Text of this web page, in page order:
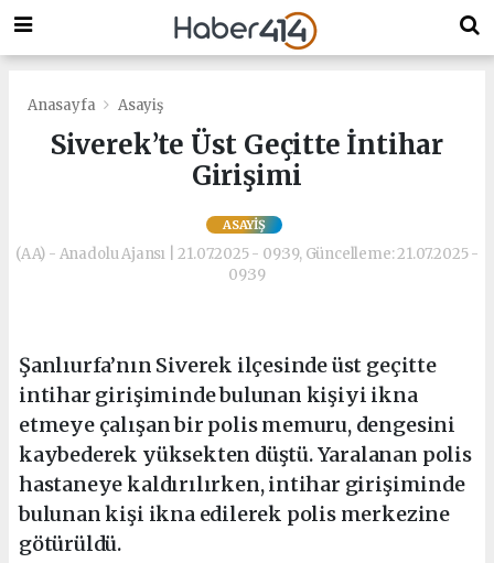
Anasayfa Asayiş
Siverek’te Üst Geçitte İntihar
Girişimi
ASAYIŞ
(AA) - Anadolu Ajansı | 21.07.2025 - 09:39, Güncelleme: 21.07.2025 -
09:39
Şanlıurfa’nın Siverek ilçesinde üst geçitte
intihar girişiminde bulunan kişiyi ikna
etmeye çalışan bir polis memuru, dengesini
kaybederek yüksekten düştü. Yaralanan polis
hastaneye kaldırılırken, intihar girişiminde
bulunan kişi ikna edilerek polis merkezine
götürüldü.